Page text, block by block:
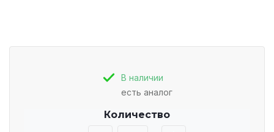
В наличии
есть аналог
Количество